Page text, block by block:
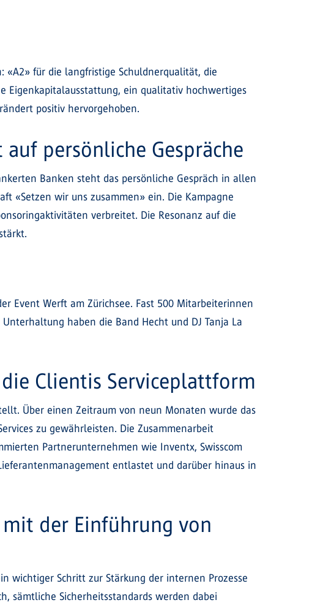
«A2» für die langfristige Schuldnerqualität, die
Eigenkapitalausstattung, ein qualitativ hochwertiges
positiv hervorgehoben.
persönliche Gespräche
Banken steht das persönliche Gespräch in allen
«Setzen wir uns zusammen» ein. Die Kampagne
verbreitet. Die Resonanz auf die
Event Werft am Zürichsee. Fast 500 Mitarbeiterinnen
haben die Band Hecht und DJ Tanja La
Clientis Serviceplattform
Über einen Zeitraum von neun Monaten wurde das
zu gewährleisten. Die Zusammenarbeit
Partnerunternehmen wie Inventx, Swisscom
entlastet und darüber hinaus in
der Einführung von
wichtiger Schritt zur Stärkung der internen Prozesse
sämtliche Sicherheitsstandards werden dabei